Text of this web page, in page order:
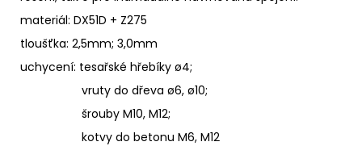
materiál: DX51D + Z275
tloušťka: 2,5mm; 3,0mm
uchycení: tesařské hřebíky ø4;
vruty do dřeva ø6, ø10;
šrouby M10, M12;
kotvy do betonu M6, M12